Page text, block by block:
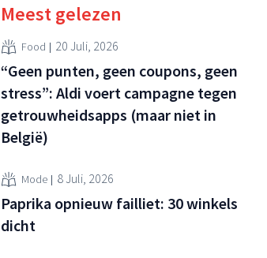
Meest gelezen
Food 20 Juli, 2026
“Geen punten, geen coupons, geen
stress”: Aldi voert campagne tegen
getrouwheidsapps (maar niet in
België)
Mode 8 Juli, 2026
Paprika opnieuw failliet: 30 winkels
dicht